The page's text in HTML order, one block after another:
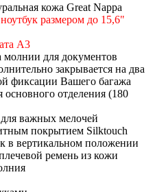
кожа Great Nappa
размером до 15,6"
А3
молнии для документов
закрывается на два
фиксации Вашего багажа
отделения (180
важных мелочей
покрытием Silktouch
в вертикальном положении
ремень из кожи